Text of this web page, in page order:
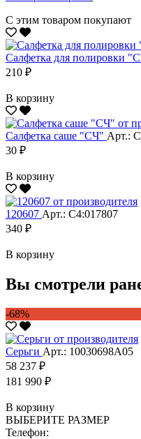
С этим товаром покупают
Салфетка для полировки
210 ₽
В корзину
Салфетка саше "CЧ" Арт.:
30 ₽
В корзину
120607 Арт.: С4:017807
340 ₽
В корзину
Вы смотрели
-68%
Серьги Арт.: 10030698А05
58 237 ₽
181 990 ₽
В корзину
ВЫБЕРИТЕ РАЗМЕР
Телефон: